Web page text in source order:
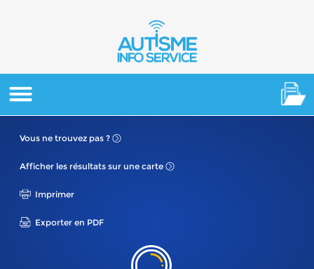
Vous ne trouvez pas ?
Afficher les résultats sur une carte
Imprimer
Exporter en PDF